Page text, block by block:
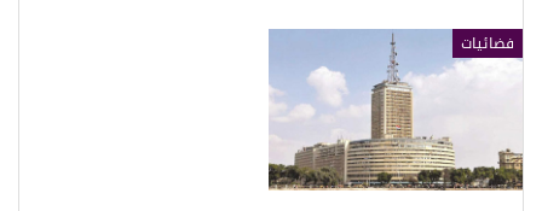
فضائيات